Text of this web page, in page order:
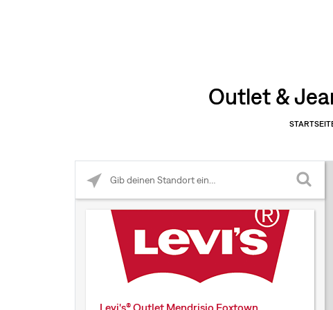
Outlet &
Levi's® Outlet Mendrisio Foxtown